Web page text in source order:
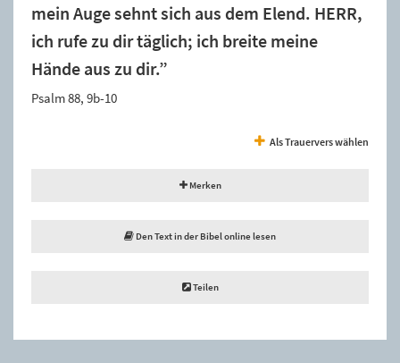
mein Auge sehnt sich aus dem Elend. HERR,
ich rufe zu dir täglich; ich breite meine
Hände aus zu dir.”
Psalm 88, 9b-10
Als Trauervers wählen
Merken
Den Text in der Bibel online lesen
Teilen